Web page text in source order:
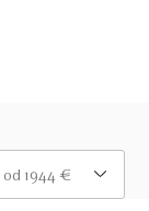
od 1944 €